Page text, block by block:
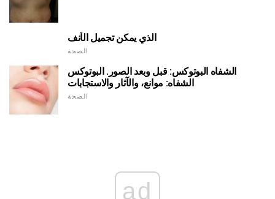
الذي يمكن تجميل الأنف
الصحة
الشفاه البوتوكس: قبل وبعد الصور. البوتوكس
الشفاه: موانع، والآثار والاستجابات
الصحة
ad